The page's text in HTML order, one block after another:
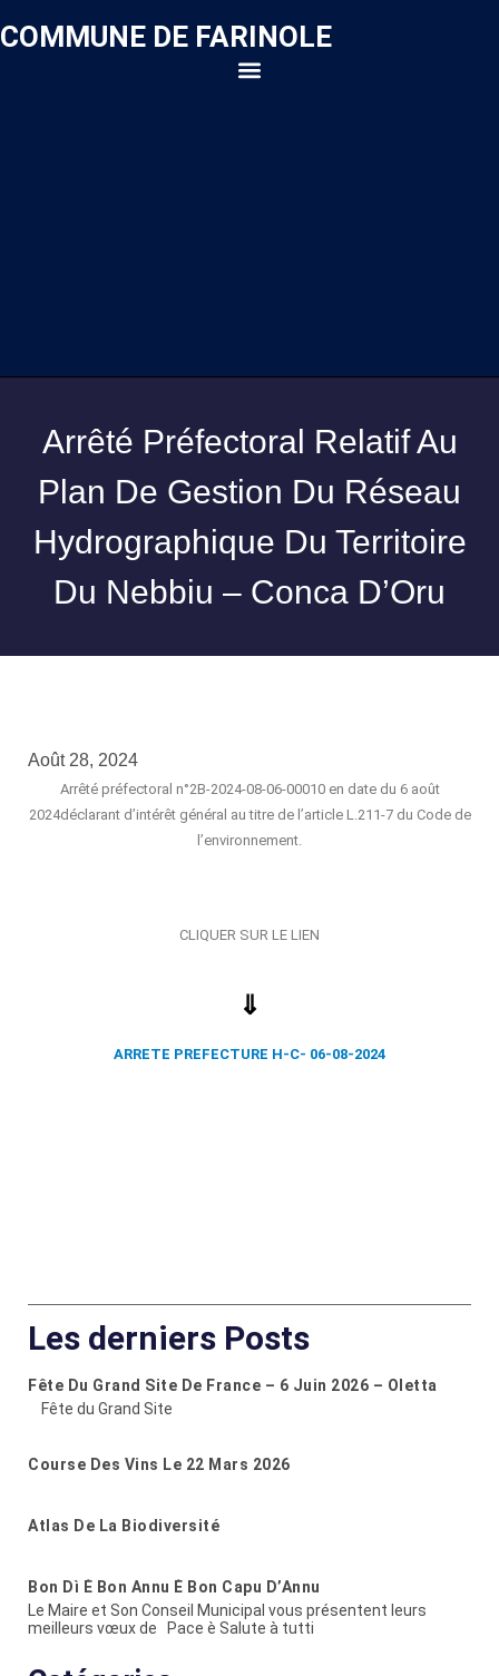
COMMUNE DE FARINOLE
Arrêté Préfectoral Relatif Au
Plan De Gestion Du Réseau
Hydrographique Du Territoire
Du Nebbiu – Conca D’Oru
Août 28, 2024
Arrêté préfectoral n°2B-2024-08-06-00010 en date du 6 août
2024déclarant d’intérêt général au titre de l’article L.211-7 du Code de
l’environnement.
CLIQUER SUR LE LIEN
⇓
ARRETE PREFECTURE H-C- 06-08-2024
Les derniers Posts
Fête Du Grand Site De France – 6 Juin 2026 – Oletta
Fête du Grand Site
Course Des Vins Le 22 Mars 2026
Atlas De La Biodiversité
Bon Dì È Bon Annu È Bon Capu D’Annu
Le Maire et Son Conseil Municipal vous présentent leurs
meilleurs vœux de Pace è Salute à tutti